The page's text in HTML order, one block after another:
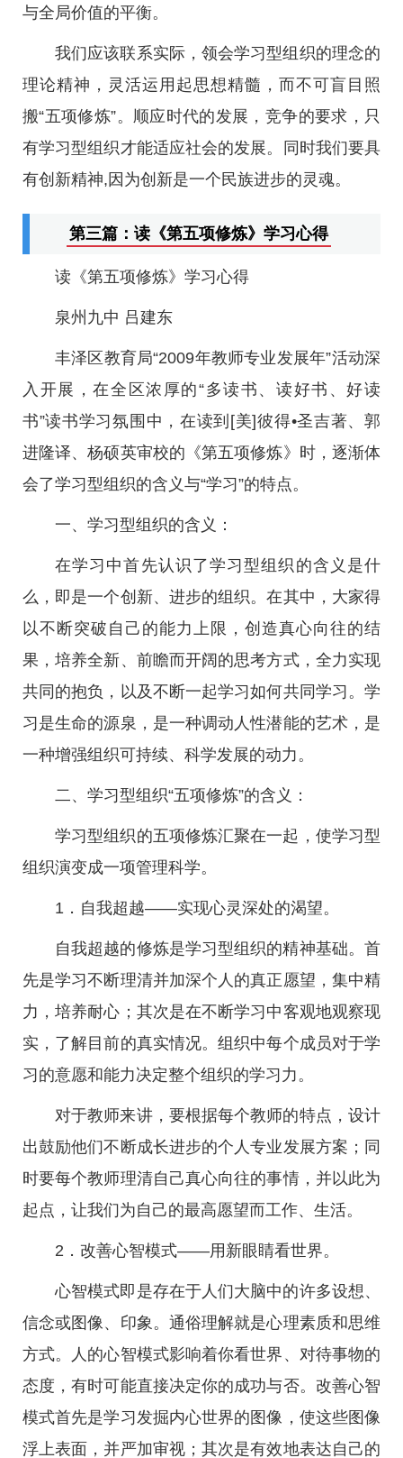
与全局价值的平衡。
我们应该联系实际，领会学习型组织的理念的
理论精神，灵活运用起思想精髓，而不可盲目照
搬“五项修炼”。顺应时代的发展，竞争的要求，只
有学习型组织才能适应社会的发展。同时我们要具
有创新精神,因为创新是一个民族进步的灵魂。
第三篇：读《第五项修炼》学习心得
读《第五项修炼》学习心得
泉州九中 吕建东
丰泽区教育局“2009年教师专业发展年”活动深
入开展，在全区浓厚的“多读书、读好书、好读
书”读书学习氛围中，在读到[美]彼得•圣吉著、郭
进隆译、杨硕英审校的《第五项修炼》时，逐渐体
会了学习型组织的含义与“学习”的特点。
一、学习型组织的含义：
在学习中首先认识了学习型组织的含义是什
么，即是一个创新、进步的组织。在其中，大家得
以不断突破自己的能力上限，创造真心向往的结
果，培养全新、前瞻而开阔的思考方式，全力实现
共同的抱负，以及不断一起学习如何共同学习。学
习是生命的源泉，是一种调动人性潜能的艺术，是
一种增强组织可持续、科学发展的动力。
二、学习型组织“五项修炼”的含义：
学习型组织的五项修炼汇聚在一起，使学习型
组织演变成一项管理科学。
1．自我超越——实现心灵深处的渴望。
自我超越的修炼是学习型组织的精神基础。首
先是学习不断理清并加深个人的真正愿望，集中精
力，培养耐心；其次是在不断学习中客观地观察现
实，了解目前的真实情况。组织中每个成员对于学
习的意愿和能力决定整个组织的学习力。
对于教师来讲，要根据每个教师的特点，设计
出鼓励他们不断成长进步的个人专业发展方案；同
时要每个教师理清自己真心向往的事情，并以此为
起点，让我们为自己的最高愿望而工作、生活。
2．改善心智模式——用新眼睛看世界。
心智模式即是存在于人们大脑中的许多设想、
信念或图像、印象。通俗理解就是心理素质和思维
方式。人的心智模式影响着你看世界、对待事物的
态度，有时可能直接决定你的成功与否。改善心智
模式首先是学习发掘内心世界的图像，使这些图像
浮上表面，并严加审视；其次是有效地表达自己的